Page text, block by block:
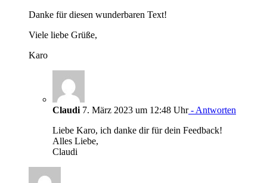
Danke für diesen wunderbaren Text!
Viele liebe Grüße,
Karo
Claudi 7. März 2023 um 12:48 Uhr- Antworten
Liebe Karo, ich danke dir für dein Feedback!
Alles Liebe,
Claudi